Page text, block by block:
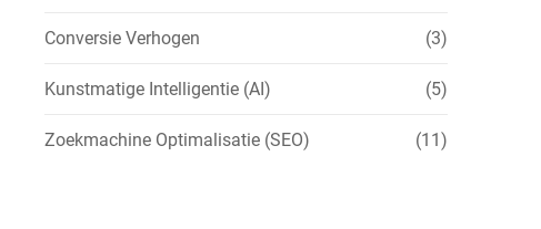
Conversie Verhogen (3)
Kunstmatige Intelligentie (AI) (5)
Zoekmachine Optimalisatie (SEO) (11)